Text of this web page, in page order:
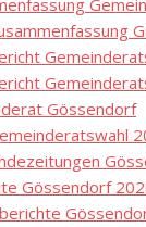
Gössendorf
Gössendorf